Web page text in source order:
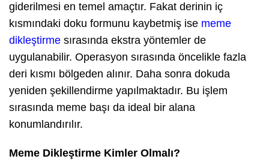
giderilmesi en temel amaçtır. Fakat derinin iç
kısmındaki doku formunu kaybetmiş ise meme
dikleştirme sırasında ekstra yöntemler de
uygulanabilir. Operasyon sırasında öncelikle fazla
deri kısmı bölgeden alınır. Daha sonra dokuda
yeniden şekillendirme yapılmaktadır. Bu işlem
sırasında meme başı da ideal bir alana
konumlandırılır.
Meme Dikleştirme Kimler Olmalı?